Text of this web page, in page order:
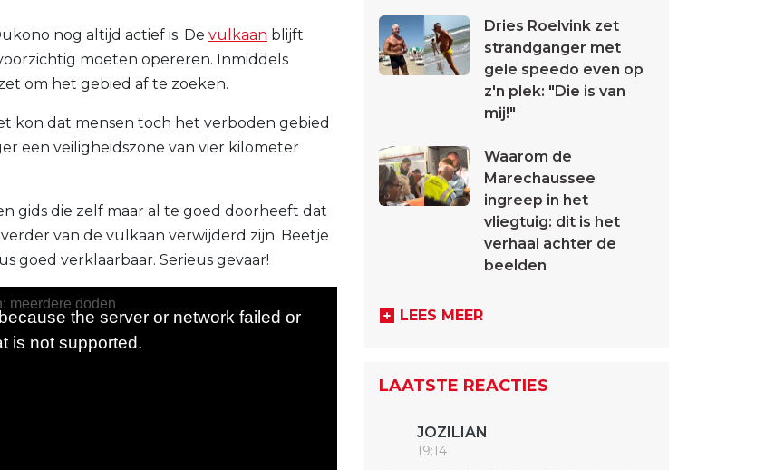
nog altijd actief is. De vulkaan blijft
moeten opereren. Inmiddels
om het gebied af te zoeken.
kon dat mensen toch het verboden gebied
een veiligheidszone van vier kilometer
gids die zelf maar al te goed doorheeft dat
van de vulkaan verwijderd zijn. Beetje
goed verklaarbaar. Serieus gevaar!
Dries Roelvink zet
strandganger met
gele speedo even op
z'n plek: "Die is van
mij!"
Waarom de
Marechaussee
ingreep in het
vliegtuig: dit is het
verhaal achter de
beelden
LEES MEER
LAATSTE REACTIES
JOZILIAN
19:14